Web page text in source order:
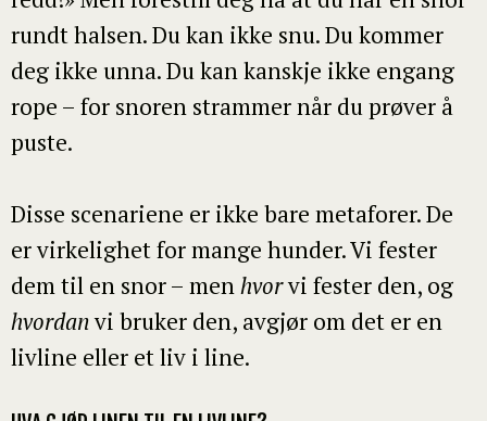
rundt halsen. Du kan ikke snu. Du kommer
deg ikke unna. Du kan kanskje ikke engang
rope – for snoren strammer når du prøver å
puste.
Disse scenariene er ikke bare metaforer. De
er virkelighet for mange hunder. Vi fester
dem til en snor – menhvorvi fester den, og
hvordanvi bruker den, avgjør om det er en
livline eller et liv i line.